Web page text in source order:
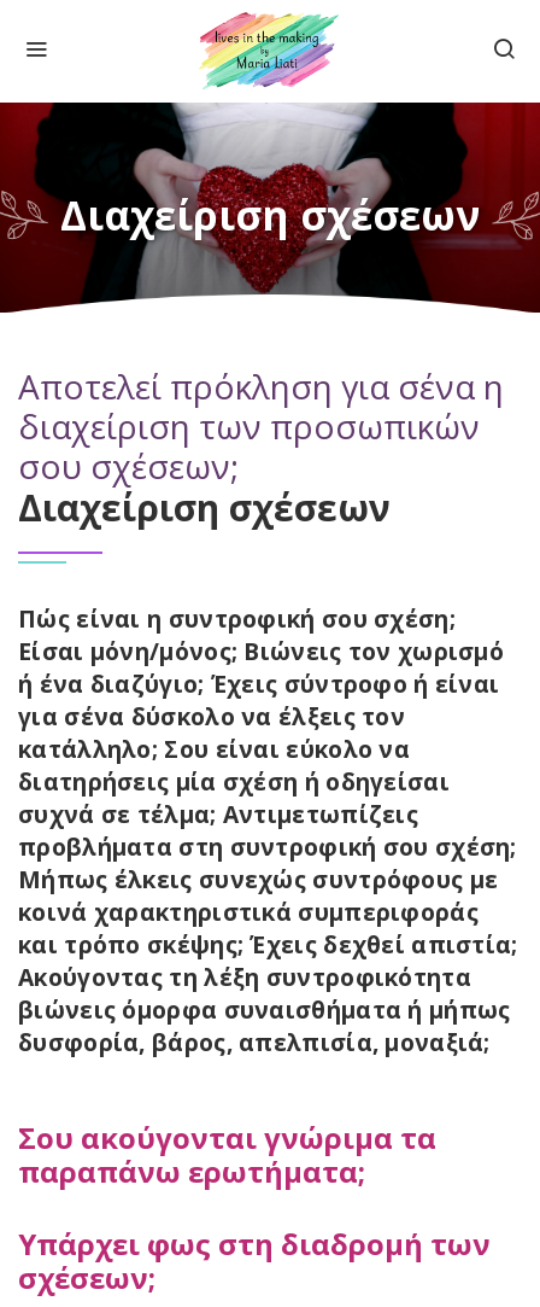
Διαχείριση σχέσεων
Αποτελεί πρόκληση για σένα η
διαχείριση των προσωπικών
σου σχέσεων;
Διαχείριση σχέσεων
Πώς είναι η συντροφική σου σχέση;
Είσαι μόνη/μόνος; Βιώνεις τον χωρισμό
ή ένα διαζύγιο; Έχεις σύντροφο ή είναι
για σένα δύσκολο να έλξεις τον
κατάλληλο; Σου είναι εύκολο να
διατηρήσεις μία σχέση ή οδηγείσαι
συχνά σε τέλμα; Αντιμετωπίζεις
προβλήματα στη συντροφική σου σχέση;
Μήπως έλκεις συνεχώς συντρόφους με
κοινά χαρακτηριστικά συμπεριφοράς
και τρόπο σκέψης; Έχεις δεχθεί απιστία;
Ακούγοντας τη λέξη συντροφικότητα
βιώνεις όμορφα συναισθήματα ή μήπως
δυσφορία, βάρος, απελπισία, μοναξιά;
Σου ακούγονται γνώριμα τα
παραπάνω ερωτήματα;
Υπάρχει φως στη διαδρομή των
σχέσεων;